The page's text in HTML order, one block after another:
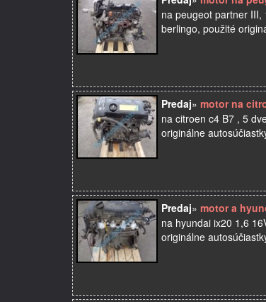
na peugeot partner III,
berlingo, použité
Predaj» motor na
na citroen c4 B7 , 5
originálne
Predaj» motor a
na hyundai ix20 1,6
originálne